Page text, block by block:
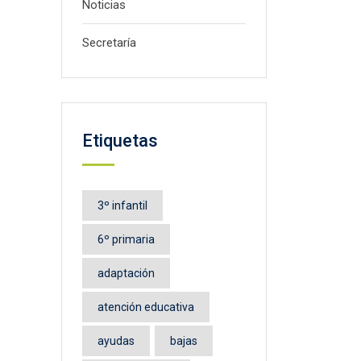
Noticias
Secretaría
Etiquetas
3º infantil
6º primaria
adaptación
atención educativa
ayudas bajas